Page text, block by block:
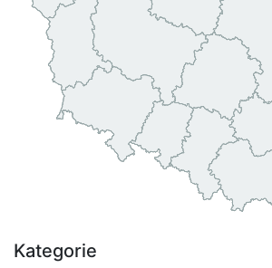
Kategorie